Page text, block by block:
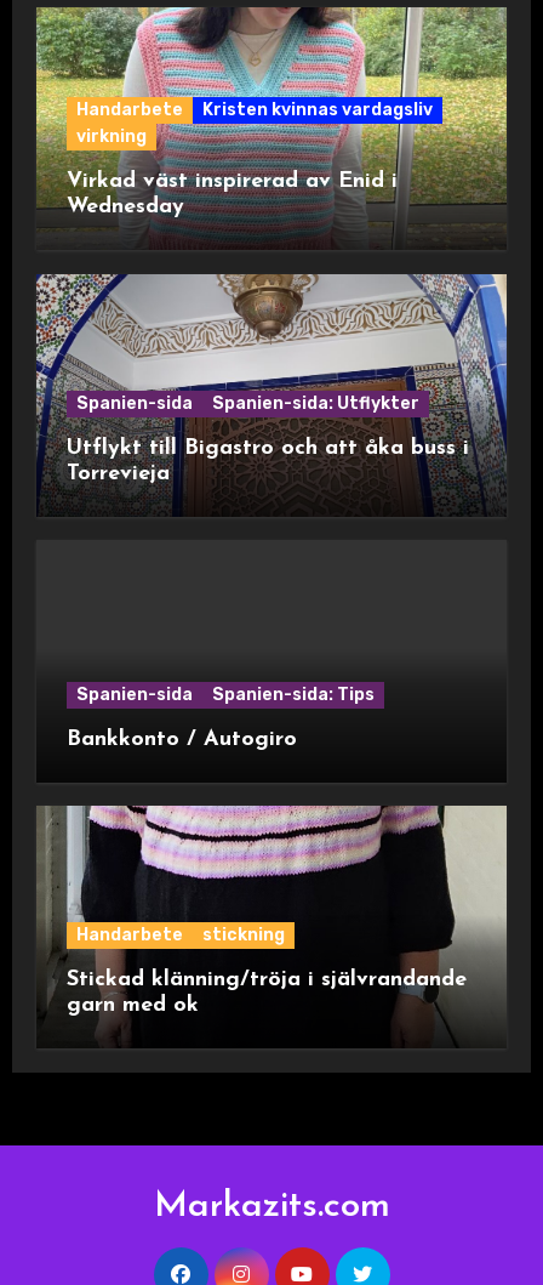
Handarbete
Kristen kvinnas vardagsliv
virkning
Virkad väst inspirerad av Enid i
Wednesday
Spanien-sida Spanien-sida: Utflykter
Utflykt till Bigastro och att åka buss i
Torrevieja
Spanien-sida Spanien-sida: Tips
Bankkonto / Autogiro
Handarbete stickning
Stickad klänning/tröja i självrandande
garn med ok
Markazits.com